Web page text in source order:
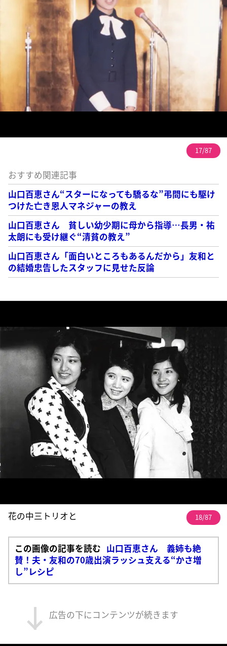
17/87
おすすめ関連記事
山口百恵さん“スターになっても驕るな”弔問にも駆け
つけた亡き恩人マネジャーの教え
山口百恵さん 貧しい幼少期に母から指導…長男・祐
太朗にも受け継ぐ“清貧の教え”
山口百恵さん「面白いところもあるんだから」友和と
の結婚忠告したスタッフに見せた反論
花の中三トリオと 18/87
この画像の記事を読む 山口百恵さん 義姉も絶
賛！夫・友和の70歳出演ラッシュ支える“かさ増
し”レシピ
広告の下にコンテンツが続きます